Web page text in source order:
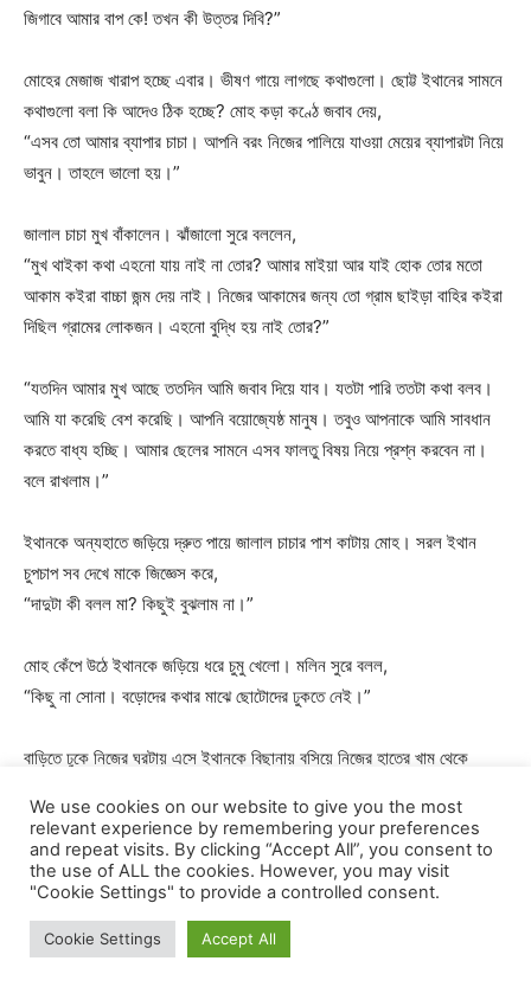
জিগাবে আমার বাপ কে! তখন কী উত্তর দিবি?”
মোহের মেজাজ খারাপ হচ্ছে এবার। ভীষণ গায়ে লাগছে কথাগুলো। ছোট্ট ইথানের সামনে
কথাগুলো বলা কি আদেও ঠিক হচ্ছে? মোহ কড়া কণ্ঠে জবাব দেয়,
“এসব তো আমার ব্যাপার চাচা। আপনি বরং নিজের পালিয়ে যাওয়া মেয়ের ব্যাপারটা নিয়ে
ভাবুন। তাহলে ভালো হয়।”
জালাল চাচা মুখ বাঁকালেন। ঝাঁজালো সুরে বললেন,
“মুখ থাইকা কথা এহনো যায় নাই না তোর? আমার মাইয়া আর যাই হোক তোর মতো
আকাম কইরা বাচ্চা জন্ম দেয় নাই। নিজের আকামের জন্য তো গ্রাম ছাইড়া বাহির কইরা
দিছিল গ্রামের লোকজন। এহনো বুদ্ধি হয় নাই তোর?”
“যতদিন আমার মুখ আছে ততদিন আমি জবাব দিয়ে যাব। যতটা পারি ততটা কথা বলব।
আমি যা করেছি বেশ করেছি। আপনি বয়োজ্যেষ্ঠ মানুষ। তবুও আপনাকে আমি সাবধান
করতে বাধ্য হচ্ছি। আমার ছেলের সামনে এসব ফালতু বিষয় নিয়ে প্রশ্ন করবেন না।
বলে রাখলাম।”
ইথানকে অন্যহাতে জড়িয়ে দ্রুত পায়ে জালাল চাচার পাশ কাটায় মোহ। সরল ইথান
চুপচাপ সব দেখে মাকে জিজ্ঞেস করে,
“দাদুটা কী বলল মা? কিছুই বুঝলাম না।”
মোহ কেঁপে উঠে ইথানকে জড়িয়ে ধরে চুমু খেলো। মলিন সুরে বলল,
“কিছু না সোনা। বড়োদের কথার মাঝে ছোটোদের ঢুকতে নেই।”
বাড়িতে ঢুকে নিজের ঘরটায় এসে ইথানকে বিছানায় বসিয়ে নিজের হাতের খাম থেকে
মোহের সামান্য হাতি/য়ার। এটা নিয়ে এখন মোহকে শহরের দিকে রওনা দিতে হবে। তার
জানা নেই, সে কতটুকু সত্যি বের করতে পারবে। তবে চেষ্টা করতে ক্ষতি কী?
গাজীপুরের সেই গ্রাম অবধি পৌঁছাতে পেরেছে সে। ঠিক ভালোই ভালোই বললে ভুলই
We use cookies on our website to give you the most
relevant experience by remembering your preferences
and repeat visits. By clicking “Accept All”, you consent to
the use of ALL the cookies. However, you may visit
"Cookie Settings" to provide a controlled consent.
Cookie Settings Accept All